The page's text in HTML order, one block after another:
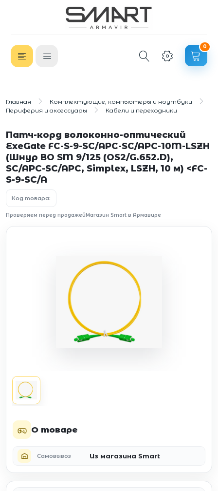
0
Главная
Комплектующие, компьютеры и ноутбуки
Периферия и аксессуары
Кабели и переходники
Патч-корд волоконно-оптический
ExeGate FC-S-9-SC/APC-SC/APC-10M-LSZH
(Шнур ВО SM 9/125 (OS2/G.652.D),
SC/APC-SC/APC, Simplex, LSZH, 10 м) <FC-
S-9-SC/A
Код товара:
Проверяем перед продажейМагазин Smart в Армавире
О товаре
Самовывоз Из магазина Smart